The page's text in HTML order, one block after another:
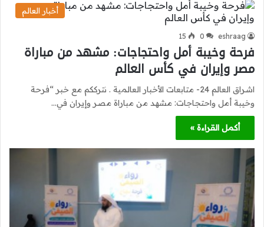
أخبار العالم
eshraag
0
15
فرحة وخيبة أمل واحتجاجات: مشهد من مباراة
مصر وإيران في كأس العالم
اشراق العالم 24- متابعات الأخبار العالمية . نترككم مع خبر “فرحة
وخيبة أمل واحتجاجات: مشهد من مباراة مصر وإيران في…
أكمل القراءة »